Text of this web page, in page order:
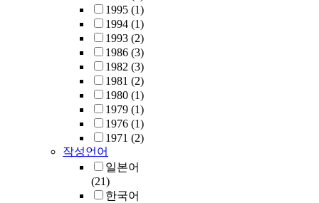
1995 (1)
1994 (1)
1993 (2)
1986 (3)
1982 (3)
1981 (2)
1980 (1)
1979 (1)
1976 (1)
1971 (2)
작성언어
일본어
(21)
한국어